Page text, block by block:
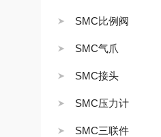
SMC比例阀
SMC气爪
SMC接头
SMC压力计
SMC三联件